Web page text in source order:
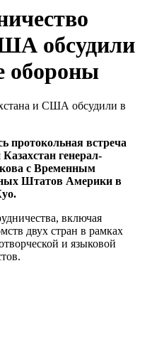
обсудили
обороны
протокольная встреча
генерал-
с Временным
Штатов Америки в
включая
двух стран в рамках
и языковой